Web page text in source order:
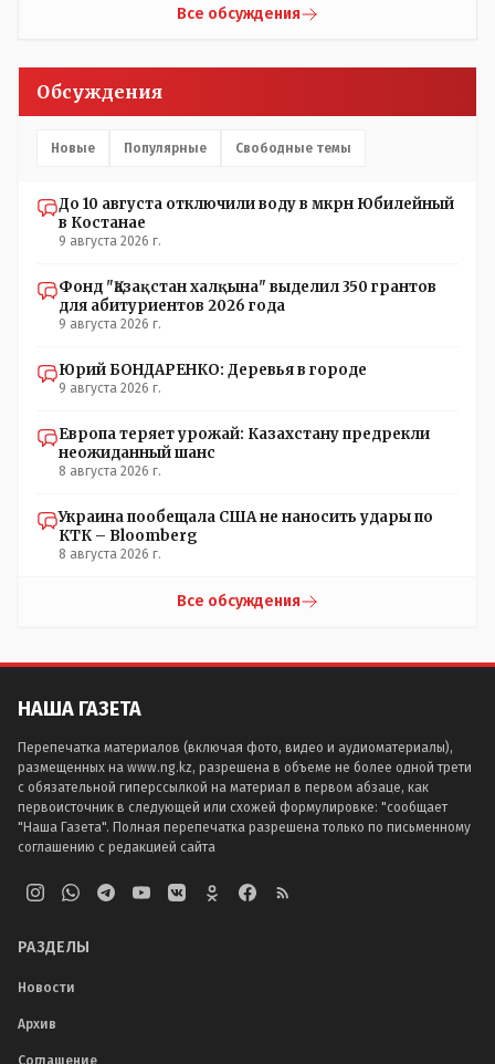
Все обсуждения
Обсуждения
Новые Популярные Свободные темы
До 10 августа отключили воду в мкрн Юбилейный
в Костанае
9 августа 2026 г.
Фонд "Қазақстан халқына" выделил 350 грантов
для абитуриентов 2026 года
9 августа 2026 г.
Юрий БОНДАРЕНКО: Деревья в городе
9 августа 2026 г.
Европа теряет урожай: Казахстану предрекли
неожиданный шанс
8 августа 2026 г.
Украина пообещала США не наносить удары по
КТК – Bloomberg
8 августа 2026 г.
Все обсуждения
НАША ГАЗЕТА
Перепечатка материалов (включая фото, видео и аудиоматериалы),
размещенных на www.ng.kz, разрешена в объеме не более одной трети
с обязательной гиперссылкой на материал в первом абзаце, как
первоисточник в следующей или схожей формулировке: "сообщает
"Наша Газета". Полная перепечатка разрешена только по письменному
соглашению с редакцией сайта
РАЗДЕЛЫ
Новости
Архив
Соглашение